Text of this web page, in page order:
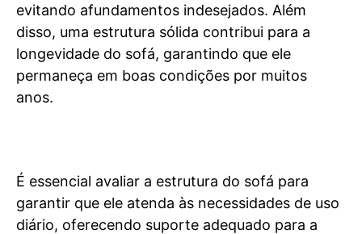
evitando afundamentos indesejados. Além
disso, uma estrutura sólida contribui para a
longevidade do sofá, garantindo que ele
permaneça em boas condições por muitos
anos.
É essencial avaliar a estrutura do sofá para
garantir que ele atenda às necessidades de uso
diário, oferecendo suporte adequado para a